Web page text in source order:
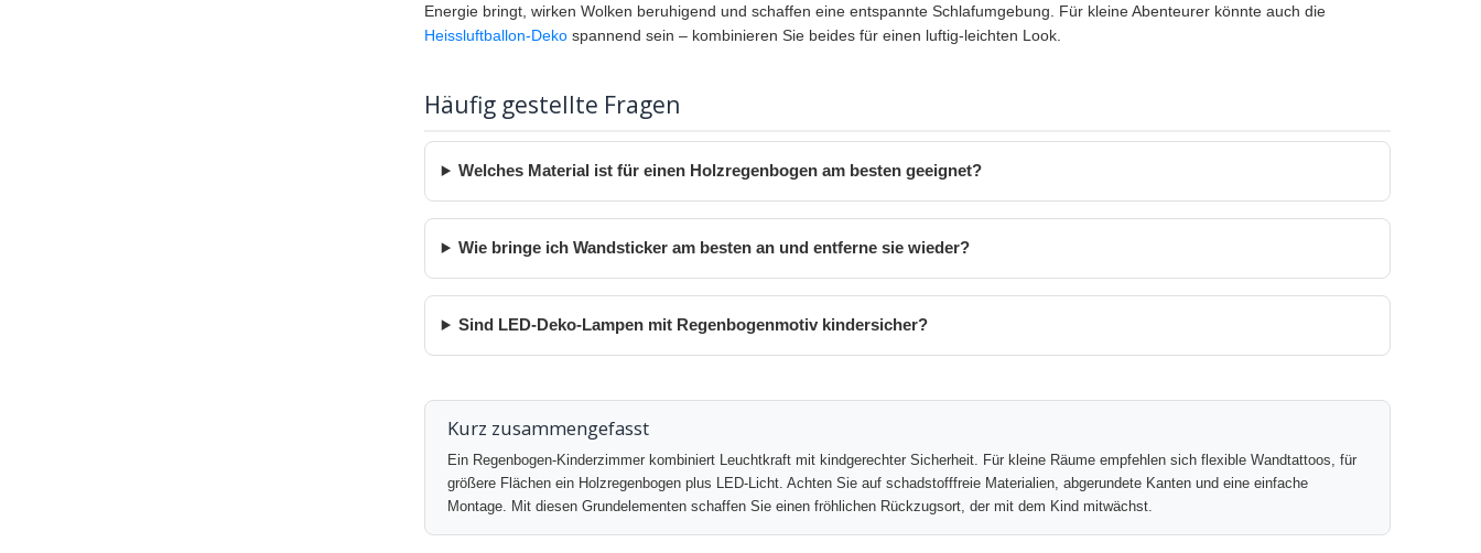
Energie bringt, wirken Wolken beruhigend und schaffen eine entspannte Schlafumgebung. Für kleine Abenteurer könnte auch die
Heissluftballon-Dekospannend sein – kombinieren Sie beides für einen luftig-leichten Look.
Häufig gestellte Fragen
Welches Material ist für einen Holzregenbogen am besten geeignet?
Wie bringe ich Wandsticker am besten an und entferne sie wieder?
Sind LED-Deko-Lampen mit Regenbogenmotiv kindersicher?
Kurz zusammengefasst
Ein Regenbogen-Kinderzimmer kombiniert Leuchtkraft mit kindgerechter Sicherheit. Für kleine Räume empfehlen sich flexible Wandtattoos, für
größere Flächen ein Holzregenbogen plus LED-Licht. Achten Sie auf schadstofffreie Materialien, abgerundete Kanten und eine einfache
Montage. Mit diesen Grundelementen schaffen Sie einen fröhlichen Rückzugsort, der mit dem Kind mitwächst.